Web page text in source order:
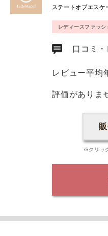
ステートオブエスケ
レディースファッシ
口コミ
レビュー平均
評価がありま
※クリッ